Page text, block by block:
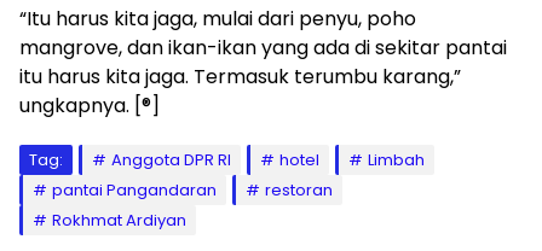
“Itu harus kita jaga, mulai dari penyu, poho
mangrove, dan ikan-ikan yang ada di sekitar pantai
itu harus kita jaga. Termasuk terumbu karang,”
ungkapnya. [®]
Tag: Anggota DPR RI hotel
Limbah
pantai Pangandaran
restoran
Rokhmat Ardiyan